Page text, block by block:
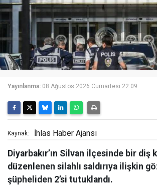
Yayınlanma: 08 Ağustos 2026 Cumartesi 22:09
Kaynak: İhlas Haber Ajansı
Diyarbakır’ın Silvan ilçesinde bir diş
düzenlenen silahlı saldırıya ilişkin
şüpheliden 2’si tutuklandı.